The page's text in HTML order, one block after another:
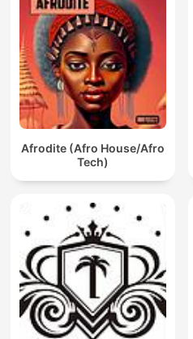
Afrodite (Afro House/Afro
Tech)